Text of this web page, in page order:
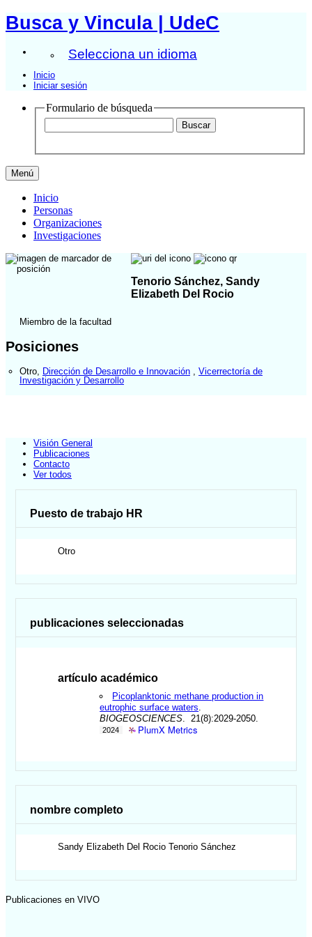
Busca y Vincula | UdeC
Selecciona un idioma
Inicio
Iniciar sesión
Formulario de búsqueda
Menú
Inicio
Personas
Organizaciones
Investigaciones
Tenorio Sánchez, Sandy
Elizabeth Del Rocio
Miembro de la facultad
Posiciones
Otro Dirección de Desarrollo e Innovación
Vicerrectoría de
Investigación y Desarrollo
Visión General
Publicaciones
Contacto
Ver todos
Puesto de trabajo HR
Otro
publicaciones seleccionadas
artículo académico
Picoplanktonic methane production in
eutrophic surface waters
BIOGEOSCIENCES . 21(8):2029-2050.
2024 PlumX Metrics
nombre completo
Sandy Elizabeth Del Rocio Tenorio Sánchez
Publicaciones en VIVO